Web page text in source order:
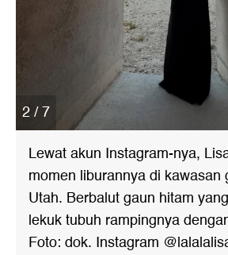
2 / 7
Lewat akun Instagram-nya,
momen liburannya di kawasan
Utah. Berbalut gaun hitam
lekuk tubuh rampingnya
Foto: dok. Instagram